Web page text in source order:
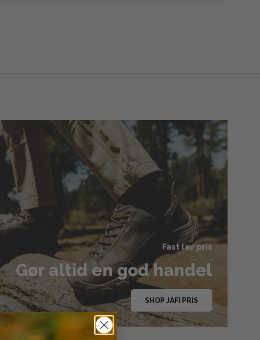
Fast lav pris
Gør altid en god handel
SHOP JAFI PRIS